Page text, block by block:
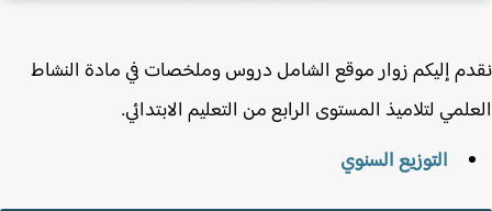
إليكم زوار موقع الشامل دروس وملخصات في مادة النشاط
لتلاميذ المستوى الرابع من التعليم الابتدائي.
التوزيع السنوي